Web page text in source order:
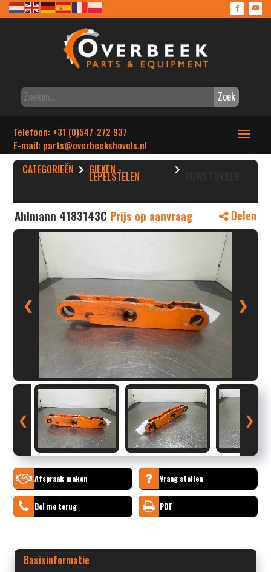
Zoek
Telefoon: +31 (0)547-272 937
E-mail: parts@overbeekshovels.nl
CATEGORIEËN GIEKEN -
LEPELSTELEN
Ahlmann 4183143C Prijs op aanvraag Delen
❮ ❯
❮ ❯
Afspraak maken Vraag stellen
Bel me terug PDF
Basisinformatie